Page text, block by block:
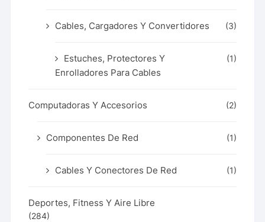
Cables, Cargadores Y Convertidores (3)
Estuches, Protectores Y
Enrolladores Para Cables
(1)
Computadoras Y Accesorios (2)
Componentes De Red (1)
Cables Y Conectores De Red (1)
Deportes, Fitness Y Aire Libre
(284)